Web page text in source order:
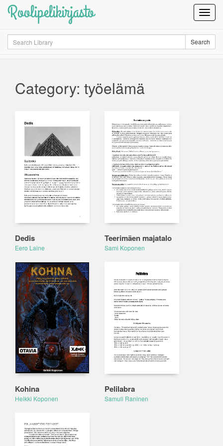
Roolipelikirjasto
Search Search
Category: työelämä
Dedis
Eero Laine
Teerimäen majatalo
Sami Koponen
Kohina
Heikki Koponen
Pelilabra
Samuli Raninen